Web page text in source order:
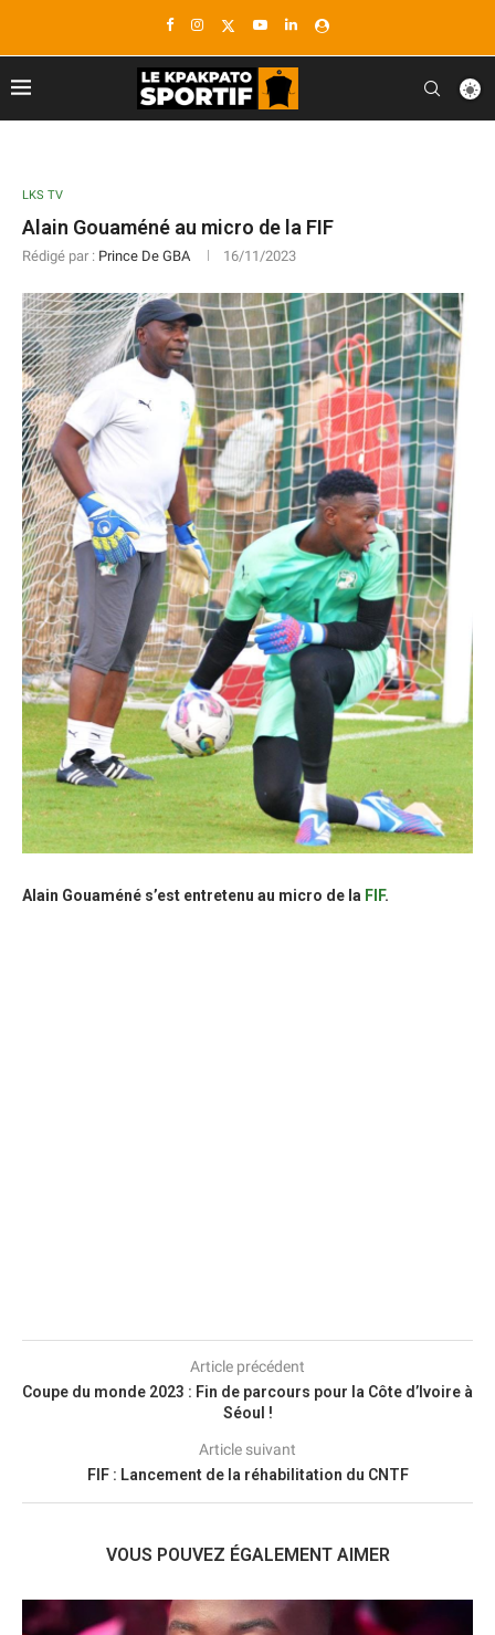
LKS TV
Alain Gouaméné au micro de la FIF
Rédigé par : Prince De GBA 16/11/2023
Alain Gouaméné s’est entretenu au micro de la FIF.
Article précédent
Coupe du monde 2023 : Fin de parcours pour la Côte d’Ivoire à
Séoul !
Article suivant
FIF : Lancement de la réhabilitation du CNTF
VOUS POUVEZ ÉGALEMENT AIMER